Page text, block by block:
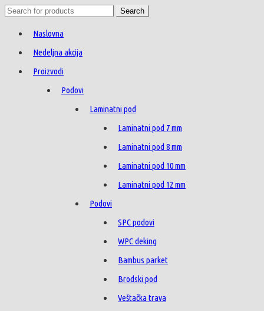
Search
for:
Search
Naslovna
Nedeljna akcija
Proizvodi
Podovi
Laminatni pod
Laminatni pod 7 mm
Laminatni pod 8 mm
Laminatni pod 10 mm
Laminatni pod 12 mm
Podovi
SPC podovi
WPC deking
Bambus parket
Brodski pod
Veštačka trava